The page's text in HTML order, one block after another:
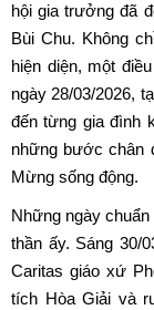
hội gia trưởng đã
Bùi Chu. Không
hiện diện, một
ngày 28/03/2026,
đến từng gia đình
những bước chân
Mừng sống động.
Những ngày
thần ấy. Sáng 30/
Caritas giáo xứ
tích Hòa Giải và